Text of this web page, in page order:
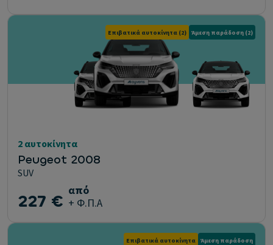
Επιβατικά αυτοκίνητα (2) Άμεση παράδοση (2)
2 αυτοκίνητα
Peugeot 2008
SUV
227 € από
+ Φ.Π.Α
Επιβατικά αυτοκίνητα Άμεση παράδοση